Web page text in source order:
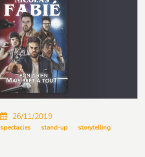
26/11/2019
spectacles stand-up
storytelling